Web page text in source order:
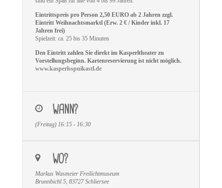
Eintrittspreis pro Person 2,50 EURO ab 2 Jahren zzgl.
Eintritt Weihnachtsmarktl (Erw. 2 € / Kinder inkl. 17
Jahren frei)
Spielzeit: ca. 25 bis 35 Minuten
Den Eintritt zahlen Sie direkt im Kasperltheater zu
Vorstellungsbeginn. Kartenreservierung ist nicht möglich.
www.kasperlsspuikastl.de
WANN?
(Freitag) 16:15 - 16:30
WO?
Markus Wasmeier Freilichtmuseum
Brunnbichl 5, 83727 Schliersee